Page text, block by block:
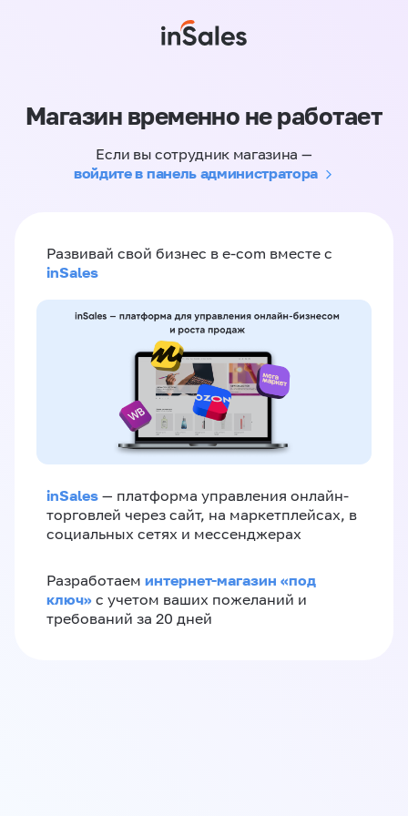
Магазин временно не работает
Если вы сотрудник магазина —
войдите в панель администратора
Развивай свой бизнес в e-com вместе с
inSales
inSales — платформа управления онлайн-
торговлей через сайт, на маркетплейсах, в
социальных сетях и мессенджерах
Разработаем интернет-магазин «‎под
ключ»‎ с учетом ваших пожеланий и
требований за 20 дней